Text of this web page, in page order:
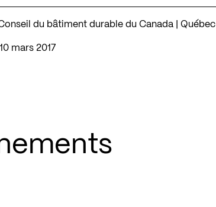
du bâtiment durable du Canada | Québec
10 mars 2017